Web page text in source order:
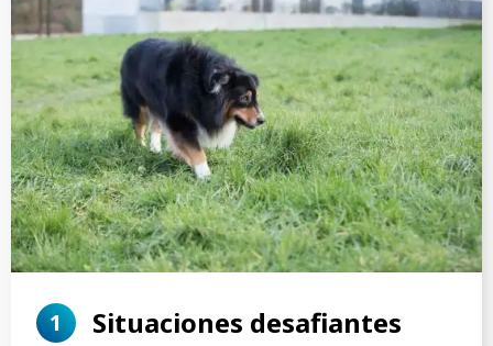
1 Situaciones desafiantes